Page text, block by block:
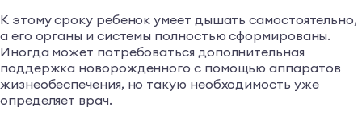
К этому сроку ребенок умеет дышать самостоятельно,
а его органы и системы полностью сформированы.
Иногда может потребоваться дополнительная
поддержка новорожденного с помощью аппаратов
жизнеобеспечения, но такую необходимость уже
определяет врач.